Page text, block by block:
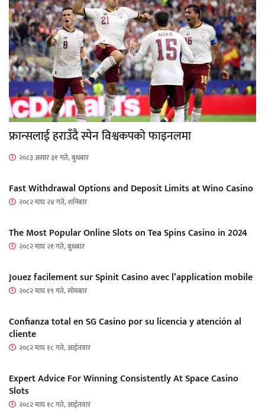
फ्रान्सलाई हराउँदै स्पेन विश्वकपको फाइनलमा
२०८३ असार ३१ गते, बुधबार
Fast Withdrawal Options and Deposit Limits at Wino Casino
२०८२ माघ २४ गते, शनिबार
The Most Popular Online Slots on Tea Spins Casino in 2024
२०८२ माघ २१ गते, बुधबार
Jouez facilement sur Spinit Casino avec l’application mobile
२०८२ माघ १९ गते, सोमबार
Confianza total en SG Casino por su licencia y atención al
cliente
२०८२ माघ १८ गते, आईतवार
Expert Advice For Winning Consistently At Space Casino
Slots
२०८२ माघ १८ गते, आईतवार